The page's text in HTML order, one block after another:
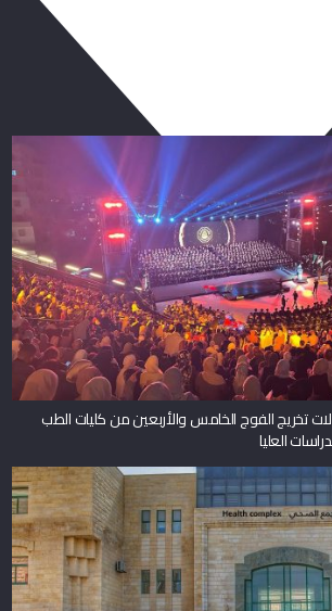
تخريج الفوج الخامس والأربعين من كليات الطب
العليا